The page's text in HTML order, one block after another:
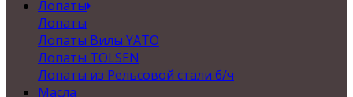
Лопаты
Лопаты
Лопаты Вилы YATO
Лопаты TOLSEN
Лопаты из Рельсовой стали б/ч
Масла